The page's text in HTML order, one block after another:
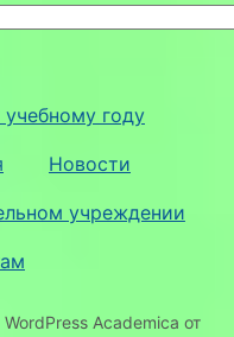
году
Новости
учреждении
Academica от